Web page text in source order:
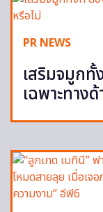
PR NEWS
เสริมจมูก
เฉพาะทาง